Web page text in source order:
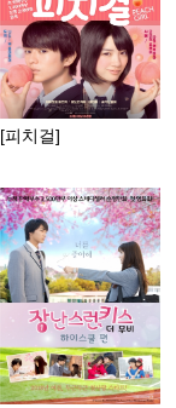
[피치걸]